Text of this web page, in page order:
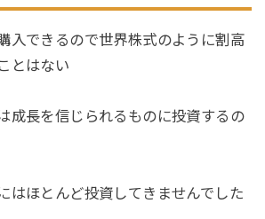
入できるので世界株式のように割高
とはない
成長を信じられるものに投資するの
はほとんど投資してきませんでした